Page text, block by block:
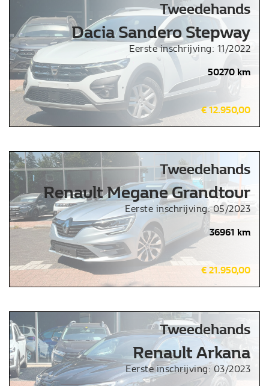
Tweedehands
Dacia Sandero Stepway
Eerste inschrijving: 11/2022
50270 km
€ 12.950,00
Tweedehands
Renault Megane Grandtour
Eerste inschrijving: 05/2023
36961 km
€ 21.950,00
Tweedehands
Renault Arkana
Eerste inschrijving: 03/2023